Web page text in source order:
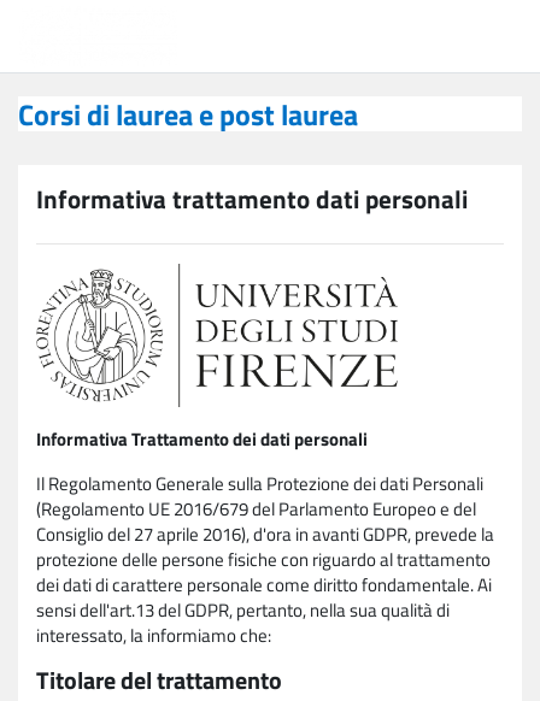
Corsi di laurea e post laurea
Informativa trattamento dati personali
Informativa Trattamento dei dati personali
Il Regolamento Generale sulla Protezione dei dati Personali
(Regolamento UE 2016/679 del Parlamento Europeo e del
Consiglio del 27 aprile 2016), d'ora in avanti GDPR, prevede la
protezione delle persone fisiche con riguardo al trattamento
dei dati di carattere personale come diritto fondamentale. Ai
sensi dell'art.13 del GDPR, pertanto, nella sua qualità di
interessato, la informiamo che:
Titolare del trattamento